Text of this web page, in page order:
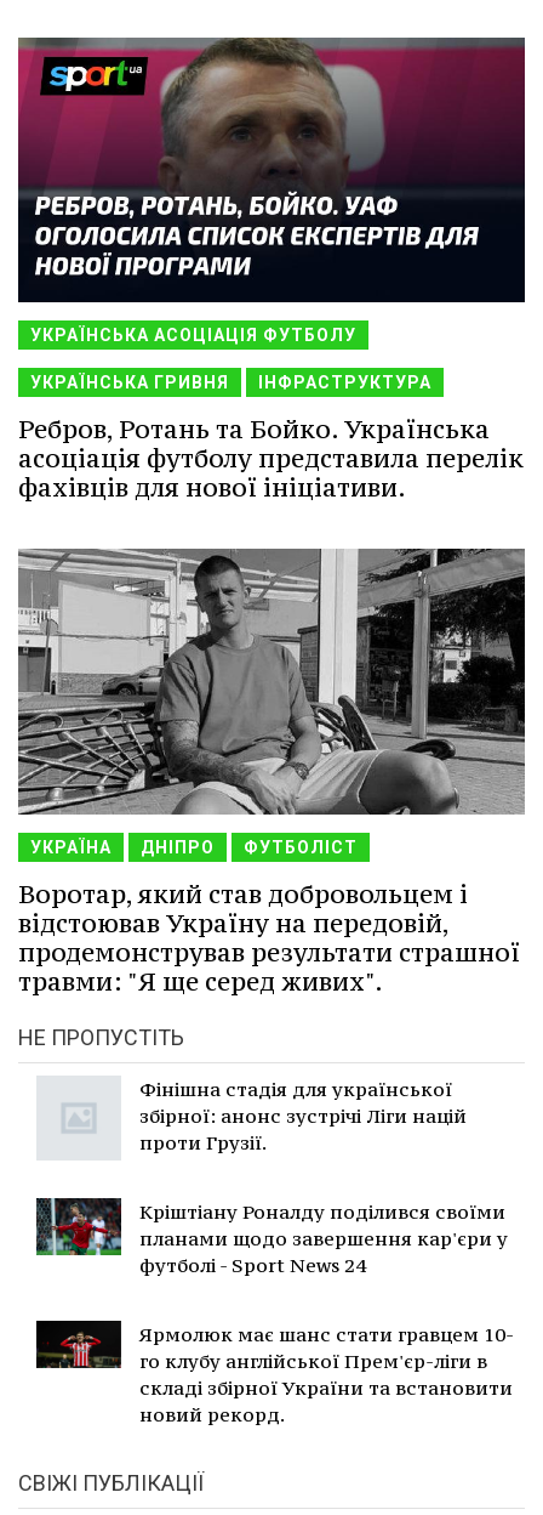
УКРАЇНСЬКА АСОЦІАЦІЯ ФУТБОЛУ
УКРАЇНСЬКА ГРИВНЯ ІНФРАСТРУКТУРА
Ребров, Ротань та Бойко. Українська
асоціація футболу представила перелік
фахівців для нової ініціативи.
УКРАЇНА ДНІПРО ФУТБОЛІСТ
Воротар, який став добровольцем і
відстоював Україну на передовій,
продемонстрував результати страшної
травми: "Я ще серед живих".
НЕ ПРОПУСТІТЬ
Фінішна стадія для української
збірної: анонс зустрічі Ліги націй
проти Грузії.
Кріштіану Роналду поділився своїми
планами щодо завершення кар'єри у
футболі - Sport News 24
Ярмолюк має шанс стати гравцем 10-
го клубу англійської Прем'єр-ліги в
складі збірної України та встановити
новий рекорд.
СВІЖІ ПУБЛІКАЦІЇ